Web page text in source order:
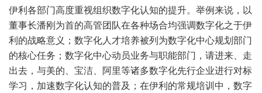
伊利各部门高度重视组织数字化认知的提升。举例来说，以
董事长潘刚为首的高管团队在各种场合均强调数字化之于伊
利的战略意义；数字化人才培养被列为数字化中心规划部门
的核心任务；数字化中心动员业务与职能部门，请进来、走
出去，与美的、宝洁、阿里等诸多数字化先行企业进行对标
学习，加速数字化认知的普及；在伊利的常规培训中，数字